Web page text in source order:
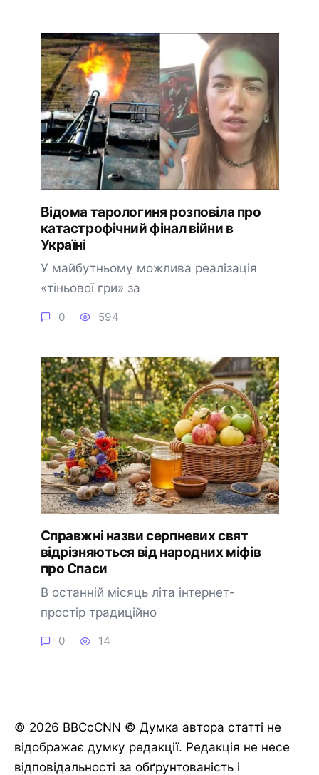
Відома тарологиня розповіла про
катастрофічний фінал війни в
Україні
У майбутньому можлива реалізація
«тіньової гри» за
0 594
Справжні назви серпневих свят
відрізняються від народних міфів
про Спаси
В останній місяць літа інтернет-
простір традиційно
0 14
© 2026 BBCcCNN © Думка автора статті не
відображає думку редакції. Редакція не несе
відповідальності за обґрунтованість і